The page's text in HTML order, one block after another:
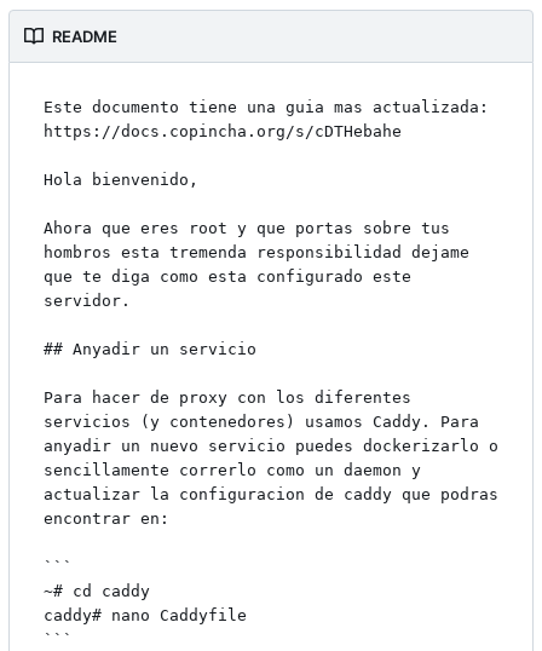
README
Este documento tiene una guia mas actualizada:
https://docs.copincha.org/s/cDTHebahe
Hola bienvenido,
Ahora que eres root y que portas sobre tus
hombros esta tremenda responsibilidad dejame
que te diga como esta configurado este
servidor.
## Anyadir un servicio
Para hacer de proxy con los diferentes
servicios (y contenedores) usamos Caddy. Para
anyadir un nuevo servicio puedes dockerizarlo o
sencillamente correrlo como un daemon y
actualizar la configuracion de caddy que podras
encontrar en:
```
~# cd caddy
caddy# nano Caddyfile
```